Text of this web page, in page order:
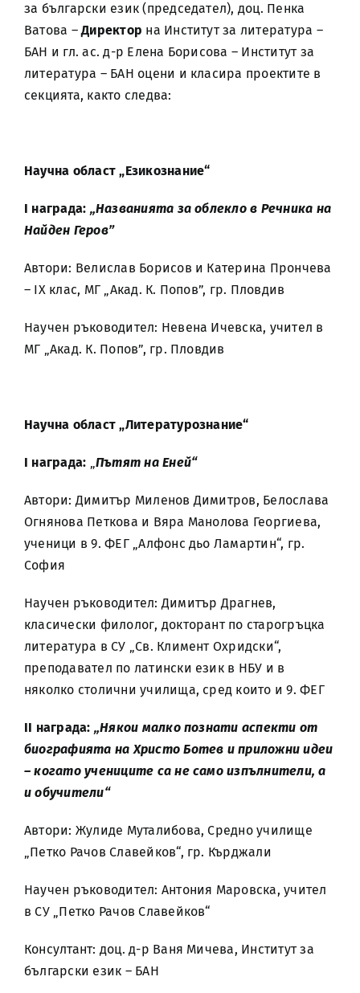
за български език (председател), доц. Пенка
Ватова –Директор на Институт за литература –
БАН и гл. ас. д-р Елена Борисова – Институт за
литература – БАН оцени и класира проектите в
секцията, както следва:
Научна област „Езикознание“
I награда: „Названията за облекло в Речника на
Найден Геров”
Автори: Велислав Борисов и Катерина Прончева
– IX клас, МГ „Акад. К. Попов”, гр. Пловдив
Научен ръководител: Невена Ичевска, учител в
МГ „Акад. К. Попов”, гр. Пловдив
Научна област „Литературознание“
І награда: „Пътят на Еней“
Автори: Димитър Миленов Димитров, Белослава
Огнянова Петкова и Вяра Манолова Георгиева,
ученици в 9. ФЕГ „Алфонс дьо Ламартин“, гр.
София
Научен ръководител: Димитър Драгнев,
класически филолог, докторант по старогръцка
литература в СУ „Св. Климент Охридски“,
преподавател по латински език в НБУ и в
няколко столични училища, сред които и 9. ФЕГ
ІІ награда: „Някои малко познати аспекти от
биографията на Христо Ботев и приложни идеи
– когато учениците са не само изпълнители, а
и обучители“
Автори: Жулиде Муталибова, Средно училище
„Петко Рачов Славейков“, гр. Кърджали
Научен ръководител: Антония Маровска, учител
в СУ „Петко Рачов Славейков“
Консултант: доц. д-р Ваня Мичева, Институт за
български език – БАН